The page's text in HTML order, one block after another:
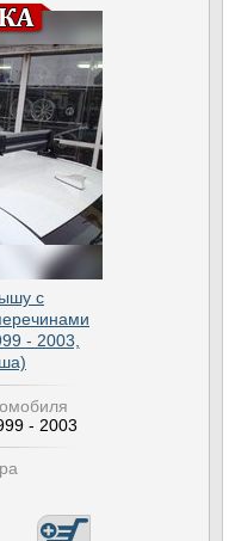
с
- 2003,
- 2003